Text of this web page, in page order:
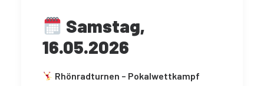
Samstag,
16.05.2026
Rhönradturnen – Pokalwettkampf